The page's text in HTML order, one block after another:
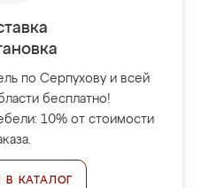
по Серпухову и всей
бесплатно!
10% от стоимости
В КАТАЛОГ